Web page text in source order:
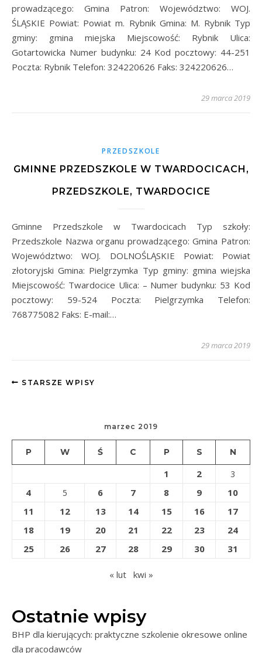
prowadzącego: Gmina Patron: Województwo: WOJ.
ŚLĄSKIE Powiat: Powiat m. Rybnik Gmina: M. Rybnik Typ
gminy: gmina miejska Miejscowość: Rybnik Ulica:
Gotartowicka Numer budynku: 24 Kod pocztowy: 44-251
Poczta: Rybnik Telefon: 324220626 Faks: 324220626…
29 marca 2019
PRZEDSZKOLE
GMINNE PRZEDSZKOLE W TWARDOCICACH,
PRZEDSZKOLE, TWARDOCICE
Gminne Przedszkole w Twardocicach Typ szkoły:
Przedszkole Nazwa organu prowadzącego: Gmina Patron:
Województwo: WOJ. DOLNOŚLĄSKIE Powiat: Powiat
złotoryjski Gmina: Pielgrzymka Typ gminy: gmina wiejska
Miejscowość: Twardocice Ulica: – Numer budynku: 53 Kod
pocztowy: 59-524 Poczta: Pielgrzymka Telefon:
768775082 Faks: E-mail:…
29 marca 2019
STARSZE WPISY
marzec 2019
P W Ś C P S N
1 2 3
4 5 6 7 8 9
10
11
12 13 14 15 16
17
18
19 20 21 22 23
24
25
26 27 28 29 30 31
« lut kwi »
Ostatnie wpisy
BHP dla kierujących: praktyczne szkolenie okresowe online
dla pracodawców